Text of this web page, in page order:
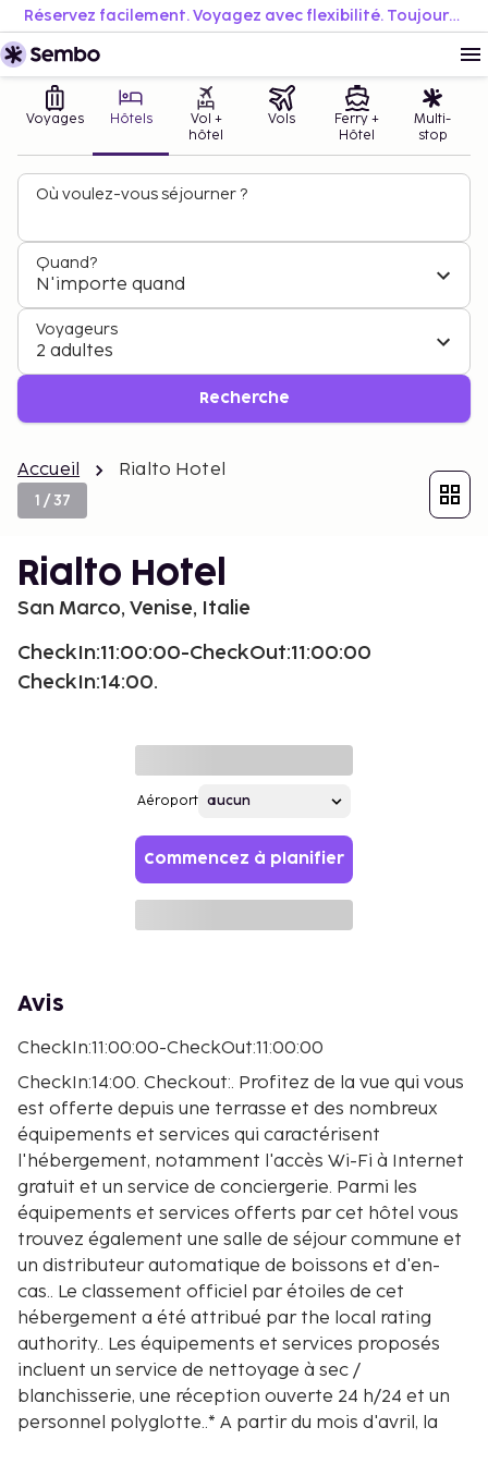
Réservez facilement. Voyagez avec flexibilité. Toujours au meilleur prix.
Voyages Hôtels
Vol +
hôtel
Vols
Ferry +
Hôtel
Multi-
stop
Où voulez-vous séjourner ?
Quand?
N'importe quand
Voyageurs
2 adultes
Recherche
Accueil Rialto Hotel
1 /37
Rialto Hotel
San Marco, Venise, Italie
CheckIn:11:00:00-CheckOut:11:00:00
CheckIn:14:00.
Aéroport
Commencez à planifier
Avis
CheckIn:11:00:00-CheckOut:11:00:00
CheckIn:14:00. Checkout:. Profitez de la vue qui vous
est offerte depuis une terrasse et des nombreux
équipements et services qui caractérisent
l'hébergement, notamment l'accès Wi-Fi à Internet
gratuit et un service de conciergerie. Parmi les
équipements et services offerts par cet hôtel vous
trouvez également une salle de séjour commune et
un distributeur automatique de boissons et d'en-
cas.. Le classement officiel par étoiles de cet
hébergement a été attribué par the local rating
authority.. Les équipements et services proposés
incluent un service de nettoyage à sec /
blanchisserie, une réception ouverte 24 h/24 et un
personnel polyglotte..* A partir du mois d'avril, la